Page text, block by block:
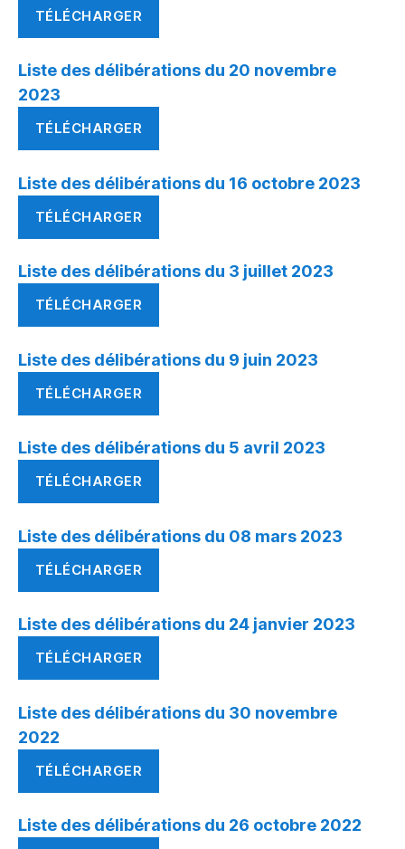
TÉLÉCHARGER
Liste des délibérations du 20 novembre
2023
TÉLÉCHARGER
Liste des délibérations du 16 octobre 2023
TÉLÉCHARGER
Liste des délibérations du 3 juillet 2023
TÉLÉCHARGER
Liste des délibérations du 9 juin 2023
TÉLÉCHARGER
Liste des délibérations du 5 avril 2023
TÉLÉCHARGER
Liste des délibérations du 08 mars 2023
TÉLÉCHARGER
Liste des délibérations du 24 janvier 2023
TÉLÉCHARGER
Liste des délibérations du 30 novembre
2022
TÉLÉCHARGER
Liste des délibérations du 26 octobre 2022